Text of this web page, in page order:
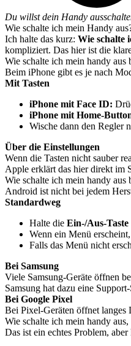
Du willst dein Handy
Wie schalte ich mein Handy
Ich halte das kurz: Wie schalte
kompliziert. Das hier ist die
Wie schalte ich mein handy aus
Beim iPhone gibt es je nach
Mit Tasten
iPhone mit Face ID:
iPhone mit Home-
Wische dann den Regler
Über die Einstellungen
Wenn die Tasten nicht sauber
Apple erklärt das hier direkt im
Wie schalte ich mein handy aus
Android ist nicht bei jedem
Standardweg
Halte die Ein-/Aus-Taste
Wenn ein Menü
Falls das Menü nicht
Bei Samsung
Viele Samsung-Geräte öffnen
Samsung hat dazu eine Support-
Bei Google Pixel
Bei Pixel-Geräten öffnet langes
Wie schalte ich mein handy
Das ist ein echtes Problem,